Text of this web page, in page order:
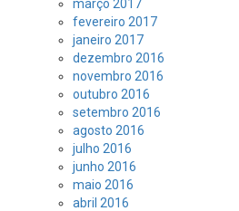
março 2017
fevereiro 2017
janeiro 2017
dezembro 2016
novembro 2016
outubro 2016
setembro 2016
agosto 2016
julho 2016
junho 2016
maio 2016
abril 2016